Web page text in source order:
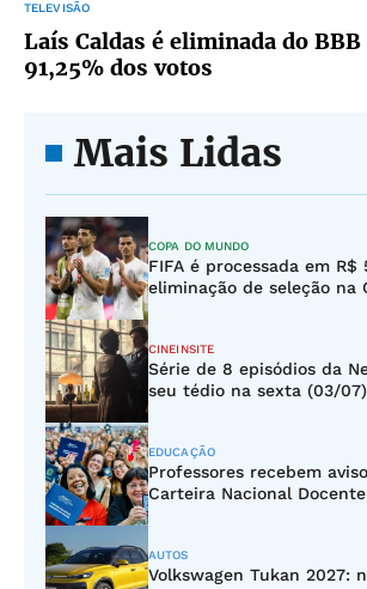
TELEVISÃO
Laís Caldas é eliminada do
91,25% dos votos
Mais Lidas
COPA DO MUNDO
FIFA é processada em R$
eliminação de seleção na
CINEINSITE
Série de 8 episódios da
seu tédio na sexta (03/07)
EDUCAÇÃO
Professores recebem
Carteira Nacional Docente
AUTOS
Volkswagen Tukan 2027: